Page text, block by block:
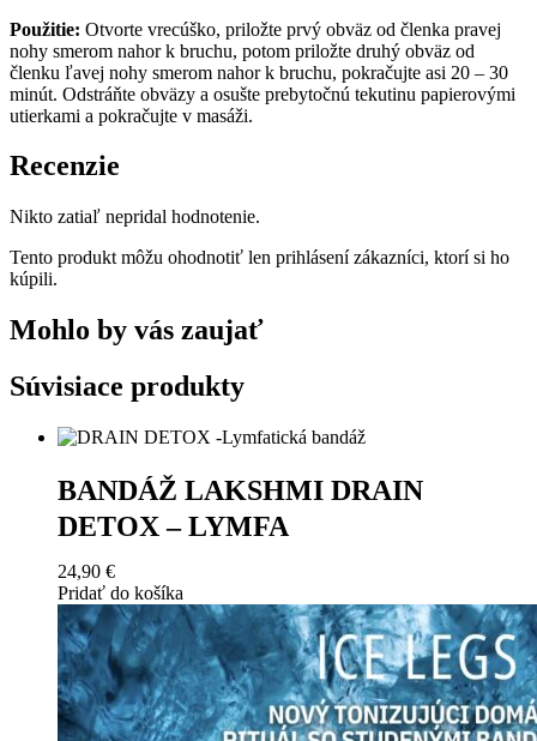
Použitie: Otvorte vrecúško, priložte prvý obväz od členka pravej
nohy smerom nahor k bruchu, potom priložte druhý obväz od
členku ľavej nohy smerom nahor k bruchu, pokračujte asi 20 – 30
minút. Odstráňte obväzy a osušte prebytočnú tekutinu papierovými
utierkami a pokračujte v masáži.
Recenzie
Nikto zatiaľ nepridal hodnotenie.
Tento produkt môžu ohodnotiť len prihlásení zákazníci, ktorí si ho
kúpili.
Mohlo by vás zaujať
Súvisiace produkty
BANDÁŽ LAKSHMI DRAIN
DETOX – LYMFA
24,90 €
Pridať do košíka